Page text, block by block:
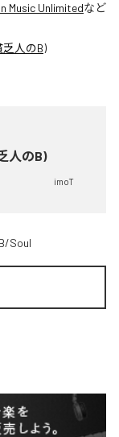
Music Unlimitedなど
乏人のB)
人のB)
imoT
Soul